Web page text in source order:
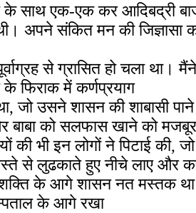
साथ एक-एक कर आदिबद्री
अपने संकित मन की जिज्ञासा
से ग्रासित हो चला
फिराक में कर्णप्रयाग
जो उसने शासन की शाबासी
बाबा को सलफास खाने को
भी इन लोगों ने पिटाई की,
लुढकाते हुए नीचे लाए और
के आगे शासन नत मस्तक
के आगे रखा